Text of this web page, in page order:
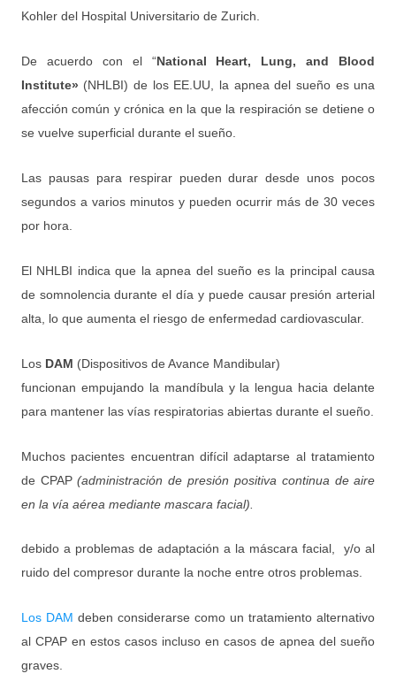
Kohler del Hospital Universitario de Zurich.
De acuerdo con el “ National Heart, Lung, and Blood
Institute» (NHLBI) de los EE.UU, la apnea del sueño es una
afección común y crónica en la que la respiración se detiene o
se vuelve superficial durante el sueño.
Las pausas para respirar pueden durar desde unos pocos
segundos a varios minutos y pueden ocurrir más de 30 veces
por hora.
El NHLBI indica que la apnea del sueño es la principal causa
de somnolencia durante el día y puede causar presión arterial
alta, lo que aumenta el riesgo de enfermedad cardiovascular.
Los DAM (Dispositivos de Avance Mandibular)
funcionan empujando la mandíbula y la lengua hacia delante
para mantener las vías respiratorias abiertas durante el sueño.
Muchos pacientes encuentran difícil adaptarse al tratamiento
de CPAP(administración de presión positiva continua de aire
en la vía aérea mediante mascara facial).
debido a problemas de adaptación a la máscara facial, y/o al
ruido del compresor durante la noche entre otros problemas.
Los DAM deben considerarse como un tratamiento alternativo
al CPAP en estos casos incluso en casos de apnea del sueño
graves.